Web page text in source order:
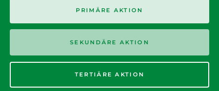
PRIMÄRE AKTION
SEKUNDÄRE AKTION
TERTIÄRE AKTION